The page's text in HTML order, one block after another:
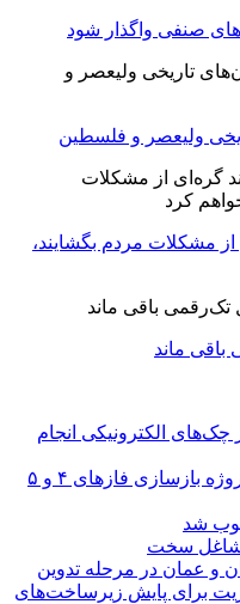
صنفی واگذار شود
ولیعصر و فلسطین
از مشکلات مردم بگشایند،
باقی ماند
چک‌های الکترونیکی انجام
بانک تجارت، تأمین‌کننده مالی پروژه بازسازی فازهای ۴ و ۵
شد
سخت
و عمان در مرحله تدوین
برای پایش زیرساخت‌های